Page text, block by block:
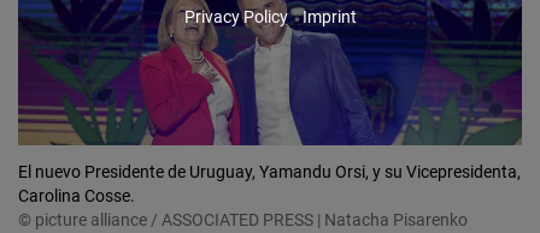
El nuevo Presidente de Uruguay, Yamandu Orsi, y su Vicepresidenta,
Carolina Cosse.
© picture alliance / ASSOCIATED PRESS | Natacha Pisarenko
Youtube
Embed
Google
Maps
Embed
Privacy Policy Imprint